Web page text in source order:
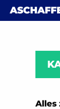
Skip to content
Alles